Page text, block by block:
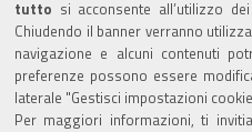
tutto si acconsente all’utilizzo
Chiudendo il banner verranno
navigazione e alcuni contenuti
preferenze possono essere
laterale "Gestisci impostazioni
Per maggiori informazioni, ti
Albo Camerale
Pubblicità Legale
Area riservata